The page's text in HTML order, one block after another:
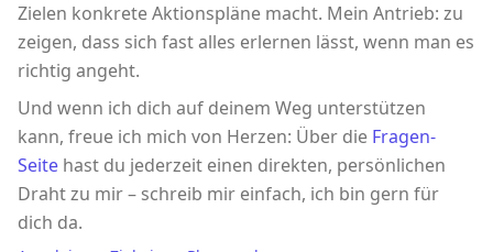
Zielen konkrete Aktionspläne macht. Mein Antrieb: zu
zeigen, dass sich fast alles erlernen lässt, wenn man es
richtig angeht.
Und wenn ich dich auf deinem Weg unterstützen
kann, freue ich mich von Herzen: Über die Fragen-
Seite hast du jederzeit einen direkten, persönlichen
Draht zu mir – schreib mir einfach, ich bin gern für
dich da.